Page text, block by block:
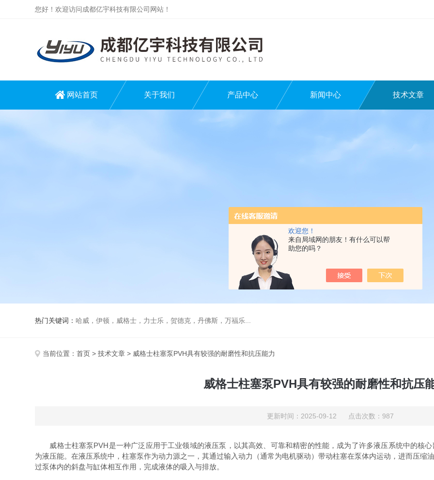
欢迎您！
来自局域网的朋友！有什么可以帮
助您的吗？
您好！欢迎访问成都亿宇科技有限公司网站！
网站首页 关于我们 产品中心 新闻中心 技术文章
热门关键词： 哈威，伊顿，威格士，力士乐，贺德克，丹佛斯，万福乐...
当前位置： 首页 > 技术文章 > 威格士柱塞泵PVH具有较强的耐磨性和抗压能力
威格士柱塞泵PVH具有较强的耐磨性和抗压
更新时间：2025-09-12 点击次数：987
威格士柱塞泵PVH是一种广泛应用于工业领域的液压泵，以其高效、可靠和精密的性能，成为了许多液压系统中的核
为液压能。在液压系统中，柱塞泵作为动力源之一，其通过输入动力（通常为电机驱动）带动柱塞在泵体内运动，进而压缩
过泵体内的斜盘与缸体相互作用，完成液体的吸入与排放。